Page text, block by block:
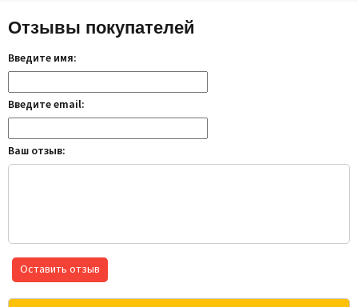
Отзывы покупателей
Введите имя:
Введите email:
Ваш отзыв:
Оставить отзыв